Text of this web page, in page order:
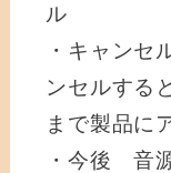
ル
・キャンセ
ンセルする
まで製品に
・今後 音